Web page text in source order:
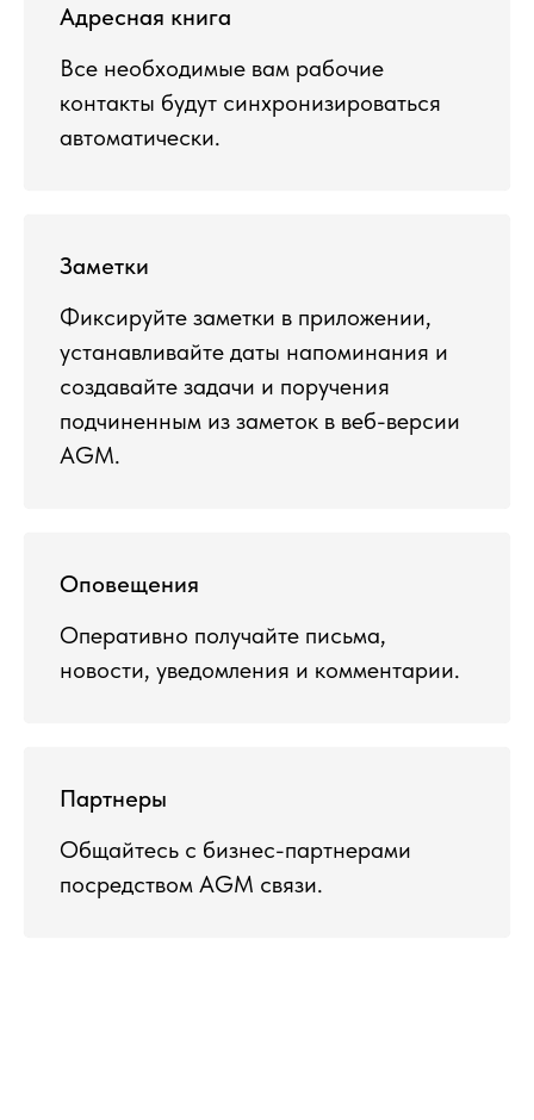
Адресная книга
Все необходимые вам рабочие
контакты будут синхронизироваться
автоматически.
Заметки
Фиксируйте заметки в приложении,
устанавливайте даты напоминания и
создавайте задачи и поручения
подчиненным из заметок в веб-версии
AGM.
Оповещения
Оперативно получайте письма,
новости, уведомления и комментарии.
Партнеры
Общайтесь с бизнес-партнерами
посредством AGM связи.